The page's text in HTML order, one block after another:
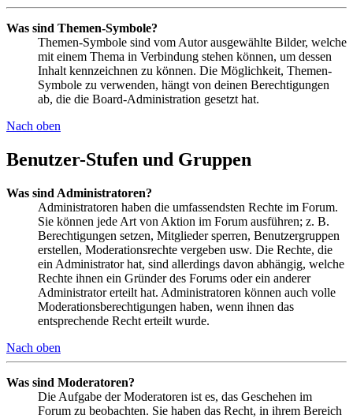
Was sind Themen-Symbole?
Themen-Symbole sind vom Autor ausgewählte Bilder, welche
mit einem Thema in Verbindung stehen können, um dessen
Inhalt kennzeichnen zu können. Die Möglichkeit, Themen-
Symbole zu verwenden, hängt von deinen Berechtigungen
ab, die die Board-Administration gesetzt hat.
Nach oben
Benutzer-Stufen und Gruppen
Was sind Administratoren?
Administratoren haben die umfassendsten Rechte im Forum.
Sie können jede Art von Aktion im Forum ausführen; z. B.
Berechtigungen setzen, Mitglieder sperren, Benutzergruppen
erstellen, Moderationsrechte vergeben usw. Die Rechte, die
ein Administrator hat, sind allerdings davon abhängig, welche
Rechte ihnen ein Gründer des Forums oder ein anderer
Administrator erteilt hat. Administratoren können auch volle
Moderationsberechtigungen haben, wenn ihnen das
entsprechende Recht erteilt wurde.
Nach oben
Was sind Moderatoren?
Die Aufgabe der Moderatoren ist es, das Geschehen im
Forum zu beobachten. Sie haben das Recht, in ihrem Bereich